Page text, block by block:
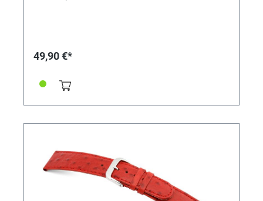
49,90 €*